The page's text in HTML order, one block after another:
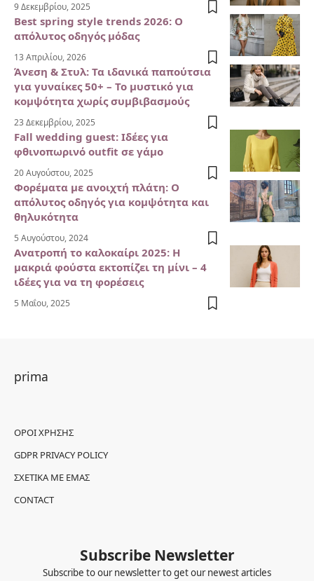
9 Δεκεμβρίου, 2025
Best spring style trends 2026: Ο
απόλυτος οδηγός μόδας
13 Απριλίου, 2026
Άνεση & Στυλ: Τα ιδανικά παπούτσια
για γυναίκες 50+ – Το μυστικό για
κομψότητα χωρίς συμβιβασμούς
23 Δεκεμβρίου, 2025
Fall wedding guest: Ιδέες για
φθινοπωρινό outfit σε γάμο
20 Αυγούστου, 2025
Φορέματα με ανοιχτή πλάτη: Ο
απόλυτος οδηγός για κομψότητα και
θηλυκότητα
5 Αυγούστου, 2024
Ανατροπή το καλοκαίρι 2025: Η
μακριά φούστα εκτοπίζει τη μίνι – 4
ιδέες για να τη φορέσεις
5 Μαΐου, 2025
prima
ΌΡΟΙ ΧΡΉΣΗΣ
GDPR PRIVACY POLICY
ΣΧΕΤΙΚΆ ΜΕ ΕΜΆΣ
CONTACT
Subscribe Newsletter
Subscribe to our newsletter to get our newest articles